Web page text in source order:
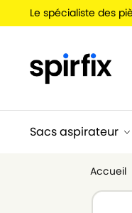
Le spécialiste des
Sacs aspirateur
Accueil